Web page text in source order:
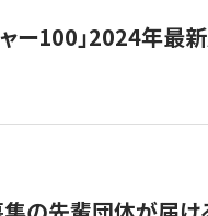
ー100」2024年最